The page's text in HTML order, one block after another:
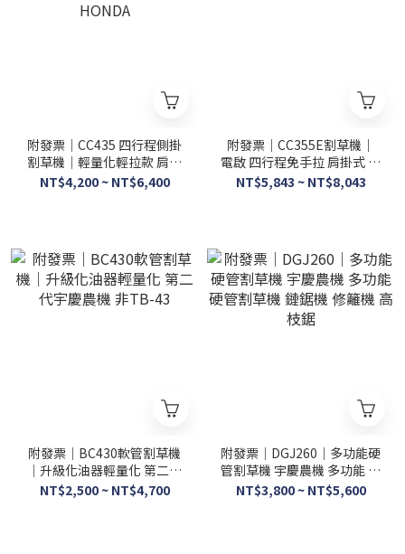
附發票｜CC435 四行程側掛
割草機｜輕量化輕拉款 肩掛
式 硬管割草機/除草機
NT$4,200 ~ NT$6,400
附發票｜CC355E割草機｜
電啟 四行程免手拉 肩掛式 硬
管引擎 除草機 打草機
NT$5,843 ~ NT$8,043
附發票｜BC430軟管割草機
｜升級化油器輕量化 第二代
宇慶農機 非TB-43
NT$2,500 ~ NT$4,700
附發票｜DGJ260｜多功能硬
管割草機 宇慶農機 多功能 硬
管割草機 鏈鋸機 修籬機 高枝
NT$3,800 ~ NT$5,600